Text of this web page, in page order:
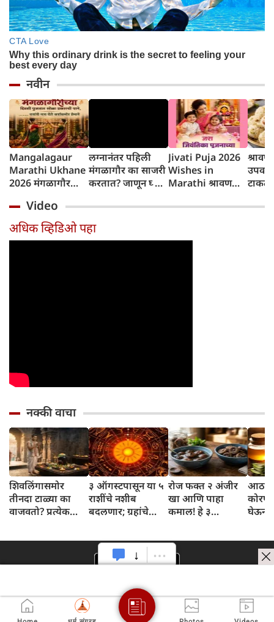
नवीन
Mangalagaur
Marathi Ukhane
2026 मंगळागौर
लग्नानंतर पहिली
मंगळागौर का साजरी
करतात? जाणून घ्या
कारण
Jivati Puja 2026
Wishes in
Marathi श्रावण
जिवंतिका पूजनाच्या लाडू
Video
अधिक व्हिडिओ पहा
नक्की वाचा
शिवलिंगासमोर
तीनदा टाळ्या का
वाजवतो? प्रत्येक
३ ऑगस्टपासून या ५
राशींचे नशीब
बदलणार; ग्रहांचे
दिवसांची सुरुवात
होईल
रोज फक्त २ अंजीर
खा आणि पाहा
कमाल! हे ३
आहेत का?
घेऊन
घ्या